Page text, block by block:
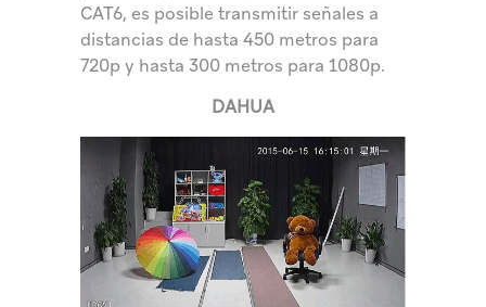
CAT6, es posible transmitir señales a
distancias de hasta 450 metros para
720p y hasta 300 metros para 1080p.
DAHUA